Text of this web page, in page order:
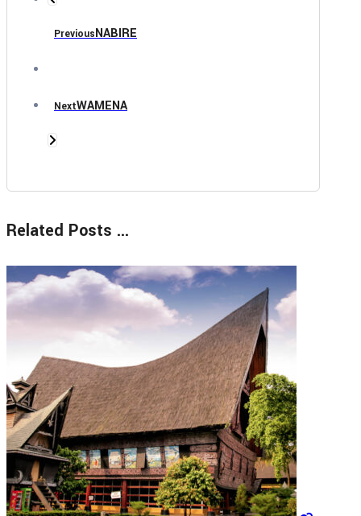
PreviousNABIRE
NextWAMENA
Related Posts ...